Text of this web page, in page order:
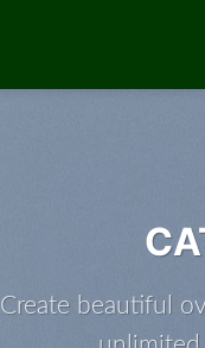
Create beautiful